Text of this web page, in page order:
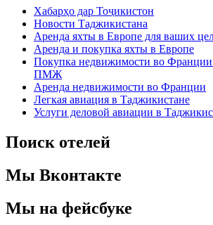
Хабарҳо дар Тоҷикистон
Новости Таджикистана
Аренда яхты в Европе для ваших
Аренда и покупка яхты в Европе
Покупка недвижимости во
ПМЖ
Аренда недвижимости во Франции
Легкая авиация в Таджикистане
Услуги деловой авиации в
Поиск отелей
Мы Вконтакте
Мы на фейсбуке